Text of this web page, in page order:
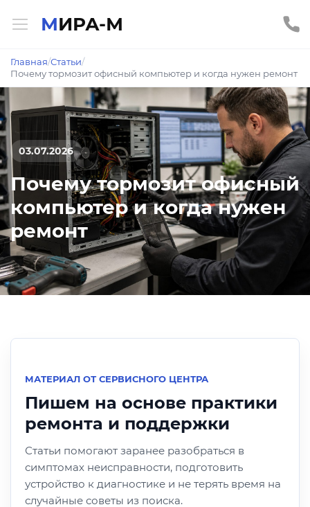
МИРА-М
Главная/Статьи/
Почему тормозит офисный компьютер и когда нужен ремонт
03.07.2026
Почему тормозит офисный
компьютер и когда нужен
ремонт
МАТЕРИАЛ ОТ СЕРВИСНОГО ЦЕНТРА
Пишем на основе практики
ремонта и поддержки
Статьи помогают заранее разобраться в
симптомах неисправности, подготовить
устройство к диагностике и не терять время на
случайные советы из поиска.